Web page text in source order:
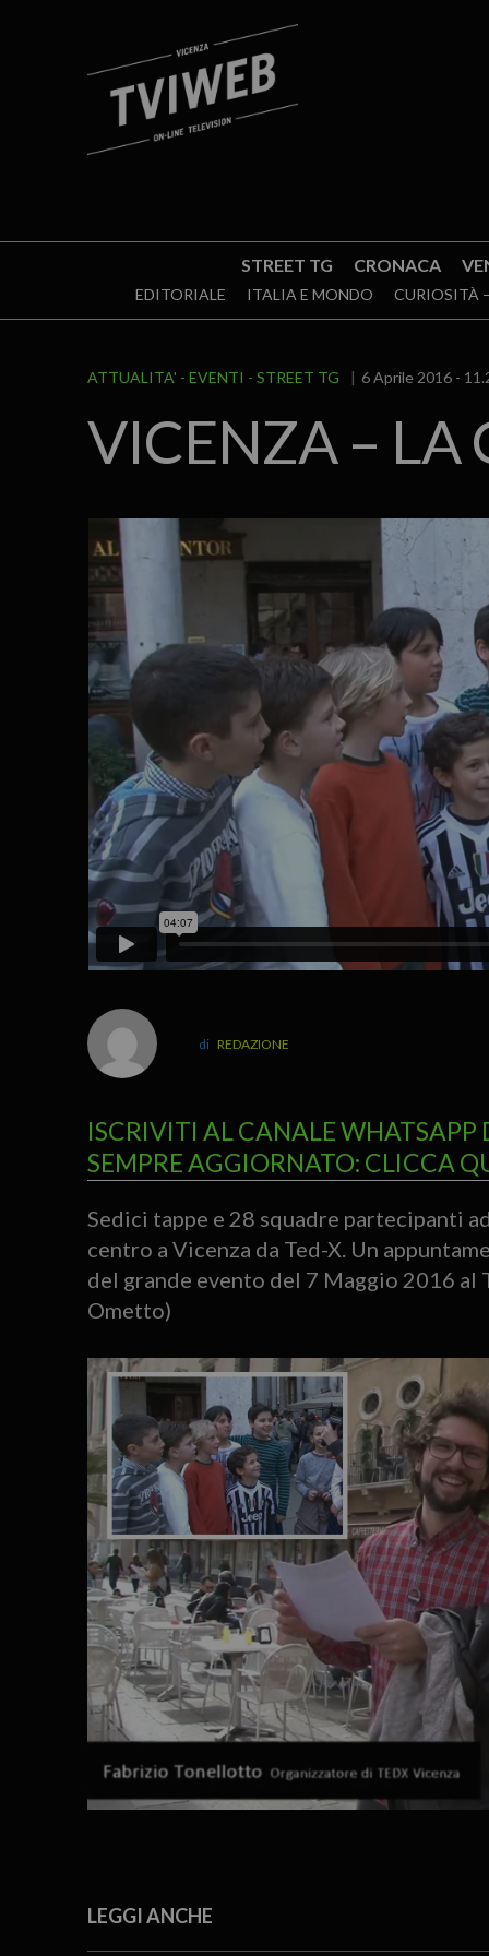
STREET TG CRONACA
EDITORIALE ITALIA E MONDO CURIOSITÀ
ATTUALITA' EVENTI STREET TG 6 Aprile 2016 -
VICENZA – LA
REDAZIONE
ISCRIVITI AL CANALE WHATSAPP
SEMPRE AGGIORNATO: CLICCA
Sedici tappe e 28 squadre partecipanti
centro a Vicenza da Ted-X. Un
del grande evento del 7 Maggio 2016 al
Ometto)
LEGGI ANCHE